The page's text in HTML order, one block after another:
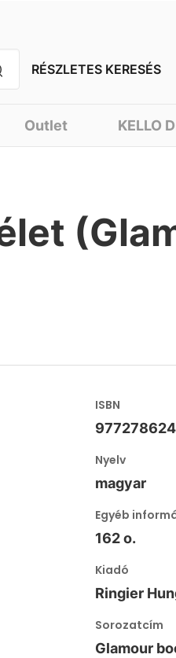
RÉSZLETES KERESÉS
Outlet KELLO
ISBN
Nyelv
magyar
Egyéb
162 o.
Kiadó
Ringier
Sorozatcím
Glamour